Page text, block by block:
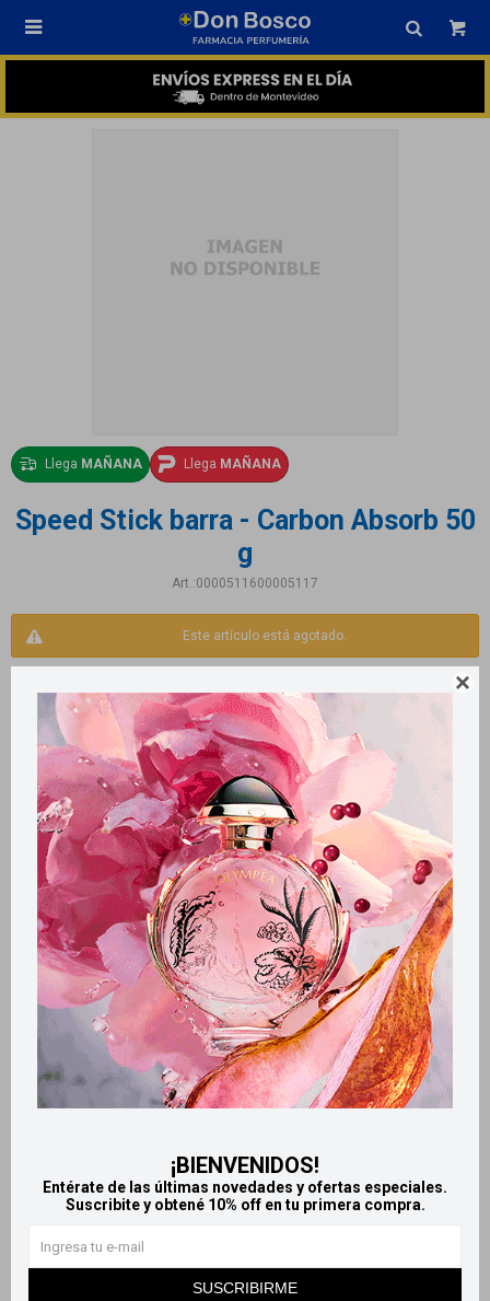

¡BIENVENIDOS!
Entérate de las últimas novedades y ofertas especiales.
Suscribite y obtené 10% off en tu primera compra.
SUSCRIBIRME

Llega MAÑANA Llega MAÑANA
Speed Stick barra - Carbon Absorb 50
g
0000511600005117
Este artículo está agotado.
Productos que te pueden interesar
Llega MAÑANA
Llega MAÑANA
aerosol 172 ml - Fresh
woman
$ 124
LlegaMAÑANA
LlegaMAÑANA
$ 162